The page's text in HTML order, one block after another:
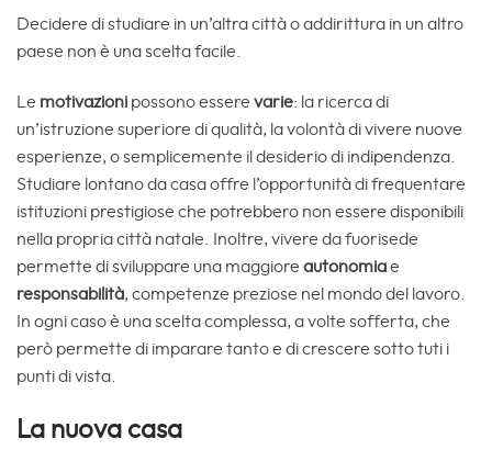
Decidere di studiare in un’altra città o addirittura in un altro
paese non è una scelta facile.
Le motivazioni possono essere varie: la ricerca di
un’istruzione superiore di qualità, la volontà di vivere nuove
esperienze, o semplicemente il desiderio di indipendenza.
Studiare lontano da casa offre l’opportunità di frequentare
istituzioni prestigiose che potrebbero non essere disponibili
nella propria città natale. Inoltre, vivere da fuorisede
permette di sviluppare una maggiore autonomiae
responsabilità, competenze preziose nel mondo del lavoro.
In ogni caso è una scelta complessa, a volte sofferta, che
però permette di imparare tanto e di crescere sotto tuti i
punti di vista.
La nuova casa